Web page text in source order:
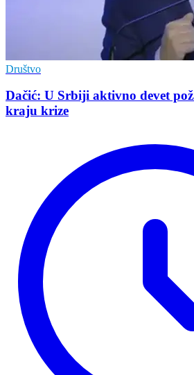
Društvo
Dačić: U Srbiji aktivno devet
kraju krize